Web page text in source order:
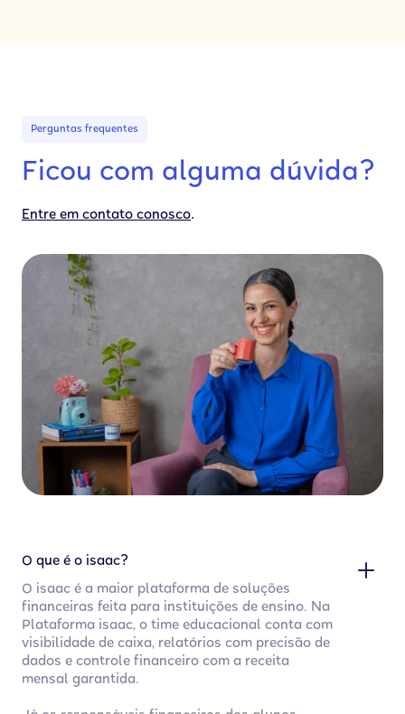
Perguntas frequentes
Ficou com alguma dúvida?
Entre em contato conosco.
O que é o isaac?
O isaac é a maior plataforma de soluções
financeiras feita para instituições de ensino. Na
Plataforma isaac, o time educacional conta com
visibilidade de caixa, relatórios com precisão de
dados e controle financeiro com a receita
mensal garantida.